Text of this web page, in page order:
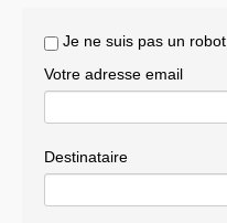
Je ne suis pas un robot
Votre adresse email
Destinataire